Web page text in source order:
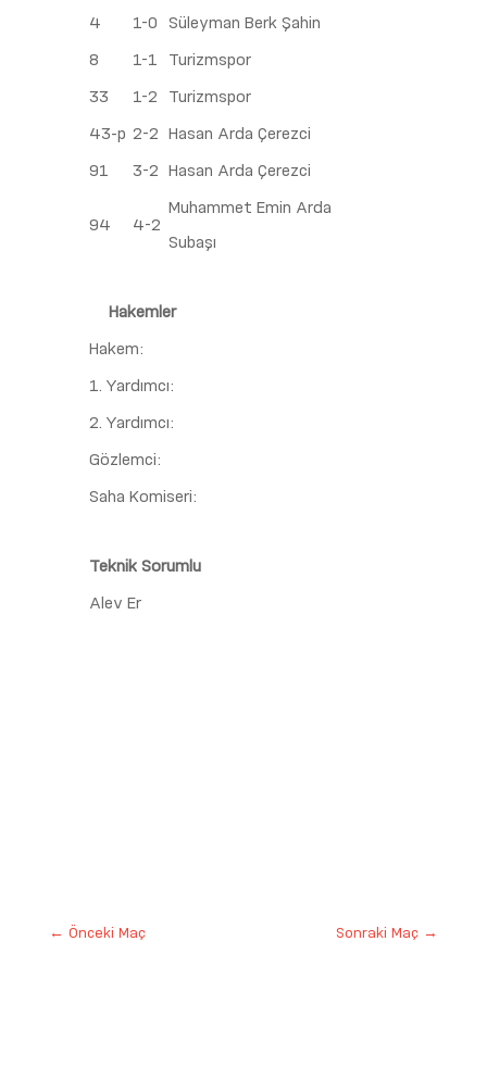
4 1-0 Süleyman Berk Şahin
8 1-1 Turizmspor
33 1-2 Turizmspor
43-p 2-2 Hasan Arda Çerezci
91 3-2 Hasan Arda Çerezci
94 4-2
Muhammet Emin Arda
Subaşı
Hakemler
Hakem:
1. Yardımcı:
2. Yardımcı:
Gözlemci:
Saha Komiseri:
Teknik Sorumlu
Alev Er